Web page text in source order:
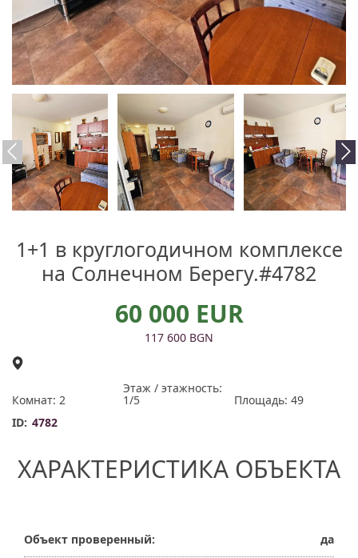
1+1 в круглогодичном комплексе
на Солнечном Берегу.#4782
60 000 EUR
117 600 BGN
Комнат: 2
Этаж / этажность:
1/5
Площадь: 49
ID: 4782
ХАРАКТЕРИСТИКА ОБЪЕКТА
Объект проверенный: да